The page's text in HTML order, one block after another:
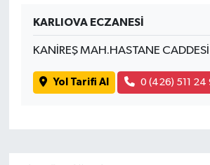
KARLIOVA ECZANESİ
KANİREŞ MAH.HASTANE
Yol Tarifi Al 0 (426) 511 24